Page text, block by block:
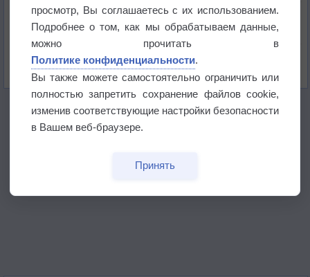
В Центральной России наступают самые жаркие
дни этого лета
Дневная температура воздуха в ОАЭ превысила
+51°
просмотр, Вы соглашаетесь с их использованием.
Подробнее о том, как мы обрабатываем данные,
можно прочитать в
Политике конфиденциальности.
Вы также можете самостоятельно ограничить или
полностью запретить сохранение файлов cookie,
изменив соответствующие настройки безопасности
в Вашем веб-браузере.
Принять